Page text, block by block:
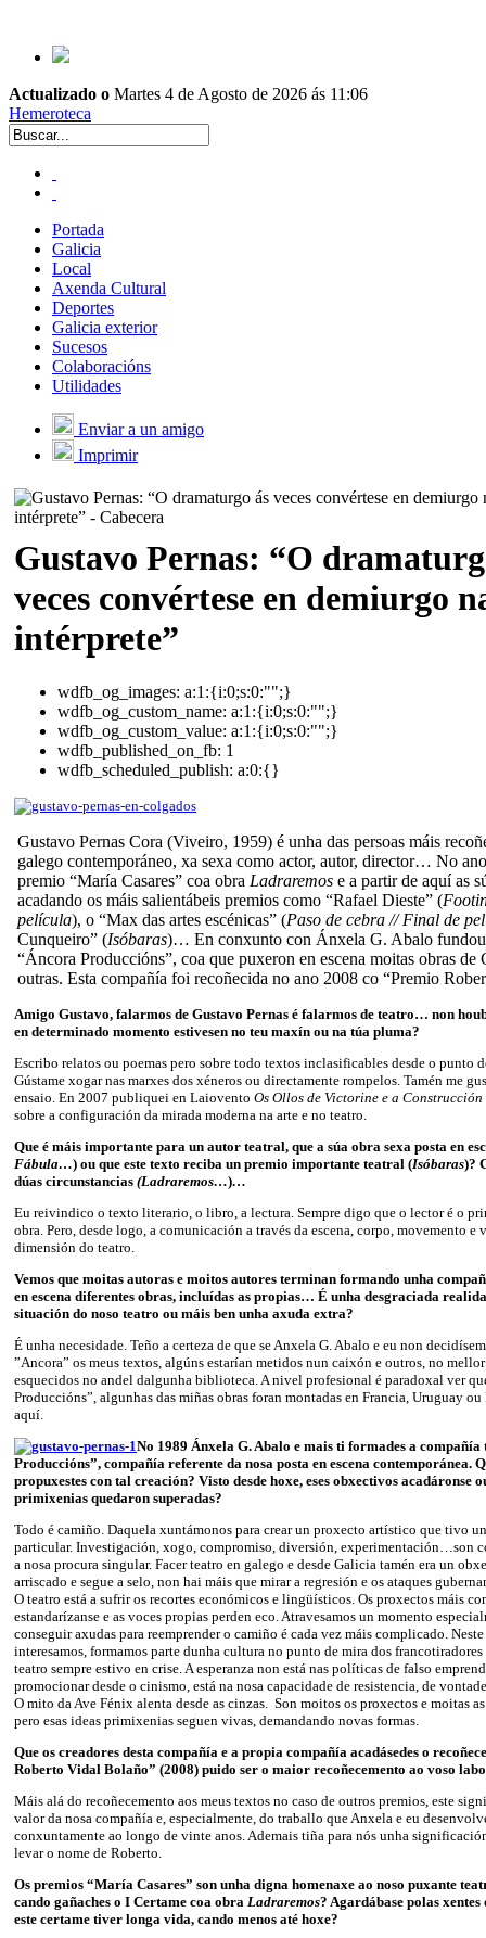
Actualizado o Martes 4 de Agosto de 2026 ás 11:06
Hemeroteca
Portada
Galicia
Local
Axenda Cultural
Deportes
Galicia exterior
Sucesos
Colaboracións
Utilidades
Enviar a un amigo
Imprimir
Gustavo Pernas: “O
veces convértese en demiurgo
intérprete”
wdfb_og_images: a:1:{i:0;s:0:"";}
wdfb_og_custom_name: a:1:{i:0;s:0:"";}
wdfb_og_custom_value: a:1:{i:0;s:0:"";}
wdfb_published_on_fb: 1
wdfb_scheduled_publish: a:0:{}
Gustavo Pernas Cora (Viveiro, 1959) é unha das persoas máis
galego contemporáneo, xa sexa como actor, autor, director… No
premio “María Casares” coa obra Ladraremos e a partir de aquí as
acadando os máis salientábeis premios como “Rafael Dieste” (
película), o “Max das artes escénicas” (Paso de cebra // Final de
Cunqueiro” (Isóbaras)… En conxunto con Ánxela G. Abalo
“Áncora Produccións”, coa que puxeron en escena moitas obras de
outras. Esta compañía foi recoñecida no ano 2008 co “Premio
Amigo Gustavo, falarmos de Gustavo Pernas é falarmos de teatro… non
en determinado momento estivesen no teu maxín ou na túa pluma?
Escribo relatos ou poemas pero sobre todo textos inclasificables desde o punto
Gústame xogar nas marxes dos xéneros ou directamente rompelos. Tamén me
ensaio. En 2007 publiquei en Laiovento Os Ollos de Victorine e a
sobre a configuración da mirada moderna na arte e no teatro.
Que é máis importante para un autor teatral, que a súa obra sexa posta en
Fábula…) ou que este texto reciba un premio importante teatral (Isóbaras)?
dúas circunstancias (Ladraremos…)…
Eu reivindico o texto literario, o libro, a lectura. Sempre digo que o lector é o
obra. Pero, desde logo, a comunicación a través da escena, corpo, movemento e
dimensión do teatro.
Vemos que moitas autoras e moitos autores terminan formando unha
en escena diferentes obras, incluídas as propias… É unha desgraciada
situación do noso teatro ou máis ben unha axuda extra?
É unha necesidade. Teño a certeza de que se Anxela G. Abalo e eu non
”Ancora” os meus textos, algúns estarían metidos nun caixón e outros, no mellor
esquecidos no andel dalgunha biblioteca. A nivel profesional é paradoxal ver
Produccións”, algunhas das miñas obras foran montadas en Francia, Uruguay
aquí.
No 1989 Ánxela G. Abalo e mais ti formades a
Produccións”, compañía referente da nosa posta en escena contemporánea.
propuxestes con tal creación? Visto desde hoxe, eses obxectivos acadáronse
primixenias quedaron superadas?
Todo é camiño. Daquela xuntámonos para crear un proxecto artístico que tivo
particular. Investigación, xogo, compromiso, diversión, experimentación…son
a nosa procura singular. Facer teatro en galego e desde Galicia tamén era un
arriscado e segue a selo, non hai máis que mirar a regresión e os ataques
O teatro está a sufrir os recortes económicos e lingüísticos. Os proxectos máis
estandarízanse e as voces propias perden eco. Atravesamos un momento
conseguir axudas para reemprender o camiño é cada vez máis complicado.
interesamos, formamos parte dunha cultura no punto de mira dos
teatro sempre estivo en crise. A esperanza non está nas políticas de falso
promocionar desde o cinismo, está na nosa capacidade de resistencia, de
O mito da Ave Fénix alenta desde as cinzas. Son moitos os proxectos e moitas
pero esas ideas primixenias seguen vivas, demandando novas formas.
Que os creadores desta compañía e a propia compañía acadásedes o
Roberto Vidal Bolaño” (2008) puido ser o maior recoñecemento ao voso
Máis alá do recoñecemento aos meus textos no caso de outros premios, este
valor da nosa compañía e, especialmente, do traballo que Anxela e eu
conxuntamente ao longo de vinte anos. Ademais tiña para nós unha
levar o nome de Roberto.
Os premios “María Casares” son unha digna homenaxe ao noso puxante
cando gañaches o I Certame coa obra Ladraremos? Agardábase polas
este certame tiver longa vida, cando menos até hoxe?